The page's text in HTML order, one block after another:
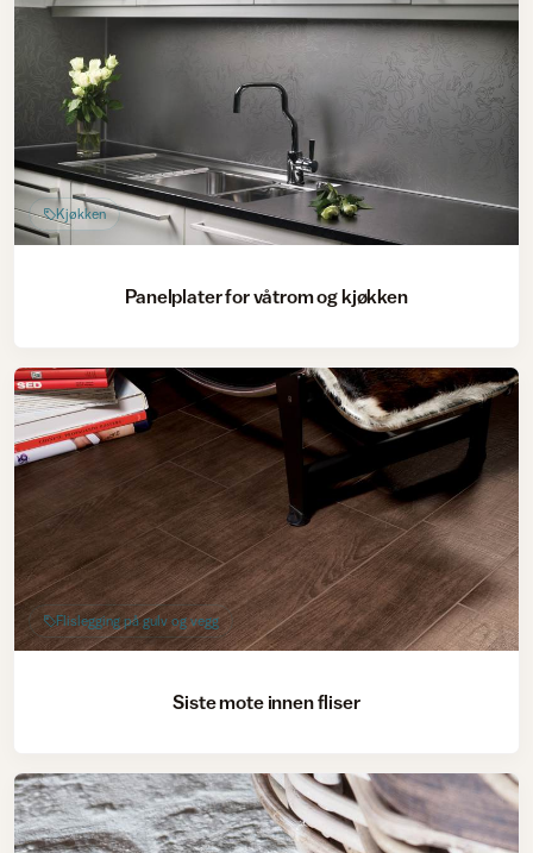
Kjøkken
Panelplater for våtrom og kjøkken
Flislegging på gulv og vegg
Siste mote innen fliser